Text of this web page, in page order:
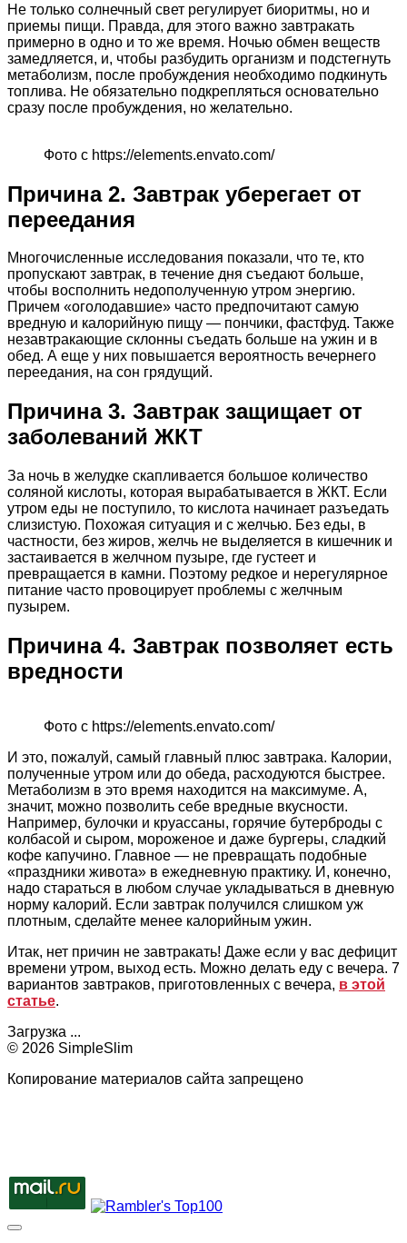
Не только солнечный свет регулирует биоритмы, но и
приемы пищи. Правда, для этого важно завтракать
примерно в одно и то же время. Ночью обмен веществ
замедляется, и, чтобы разбудить организм и подстегнуть
метаболизм, после пробуждения необходимо подкинуть
топлива. Не обязательно подкрепляться основательно
сразу после пробуждения, но желательно.
Фото с https://elements.envato.com/
Причина 2. Завтрак уберегает от
переедания
Многочисленные исследования показали, что те, кто
пропускают завтрак, в течение дня съедают больше,
чтобы восполнить недополученную утром энергию.
Причем «оголодавшие» часто предпочитают самую
вредную и калорийную пищу — пончики, фастфуд. Также
незавтракающие склонны съедать больше на ужин и в
обед. А еще у них повышается вероятность вечернего
переедания, на сон грядущий.
Причина 3. Завтрак защищает от
заболеваний ЖКТ
За ночь в желудке скапливается большое количество
соляной кислоты, которая вырабатывается в ЖКТ. Если
утром еды не поступило, то кислота начинает разъедать
слизистую. Похожая ситуация и с желчью. Без еды, в
частности, без жиров, желчь не выделяется в кишечник и
застаивается в желчном пузыре, где густеет и
превращается в камни. Поэтому редкое и нерегулярное
питание часто провоцирует проблемы с желчным
пузырем.
Причина 4. Завтрак позволяет есть
вредности
Фото с https://elements.envato.com/
И это, пожалуй, самый главный плюс завтрака. Калории,
полученные утром или до обеда, расходуются быстрее.
Метаболизм в это время находится на максимуме. А,
значит, можно позволить себе вредные вкусности.
Например, булочки и круассаны, горячие бутерброды с
колбасой и сыром, мороженое и даже бургеры, сладкий
кофе капучино. Главное — не превращать подобные
«праздники живота» в ежедневную практику. И, конечно,
надо стараться в любом случае укладываться в дневную
норму калорий. Если завтрак получился слишком уж
плотным, сделайте менее калорийным ужин.
Итак, нет причин не завтракать! Даже если у вас дефицит
времени утром, выход есть. Можно делать еду с вечера. 7
вариантов завтраков, приготовленных с вечера, в этой
статье.
Загрузка ...
© 2026 SimpleSlim
Копирование материалов сайта запрещено